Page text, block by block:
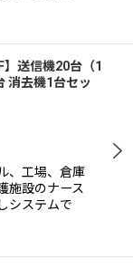
】送信機20台（1
消去機1台セッ
、工場、倉庫
施設のナース
システムで